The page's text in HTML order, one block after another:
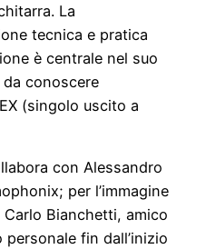
La
tecnica e pratica
è centrale nel suo
conoscere
(singolo uscito a
con Alessandro
per l’immagine
Bianchetti, amico
fin dall’inizio